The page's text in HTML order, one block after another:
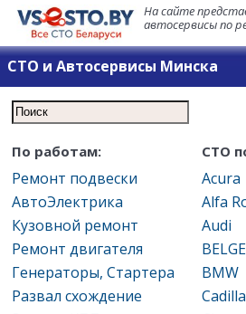
На сайте
автосервисы по
СТО и Автосервисы Минска
По работам: СТО
Ремонт подвески
АвтоЭлектрика
Кузовной ремонт
Ремонт двигателя
Генераторы, Стартера
Развал схождение
Acura
Alfa
Audi
BMW